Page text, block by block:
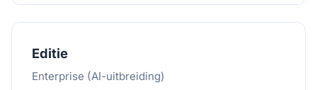
Editie
Enterprise (AI-uitbreiding)